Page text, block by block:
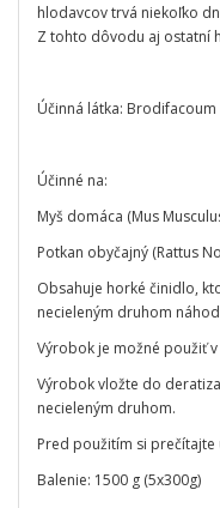
hlodavcov trvá niekoľko
Z tohto dôvodu aj ostatní
Účinná látka:
Účinné na:
Myš domáca (Mus
Potkan obyčajný (Rattus
Obsahuje horké činidlo,
necieleným druhom
Výrobok je možné použiť
Výrobok vložte do
necieleným druhom.
Pred použitím si prečítajte
Balenie: 1500 g (5x300g)